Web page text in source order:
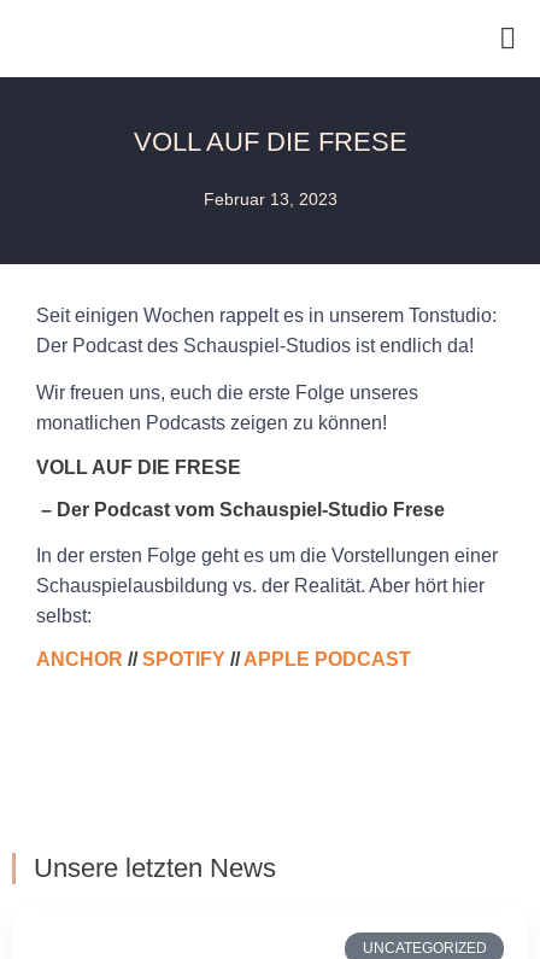
VOLL AUF DIE FRESE
Februar 13, 2023
Seit einigen Wochen rappelt es in unserem Tonstudio:
Der Podcast des Schauspiel-Studios ist endlich da!
Wir freuen uns, euch die erste Folge unseres
monatlichen Podcasts zeigen zu können!
VOLL AUF DIE FRESE
– Der Podcast vom Schauspiel-Studio Frese
In der ersten Folge geht es um die Vorstellungen einer
Schauspielausbildung vs. der Realität. Aber hört hier
selbst:
ANCHOR //SPOTIFY //APPLE PODCAST
Unsere letzten News
UNCATEGORIZED